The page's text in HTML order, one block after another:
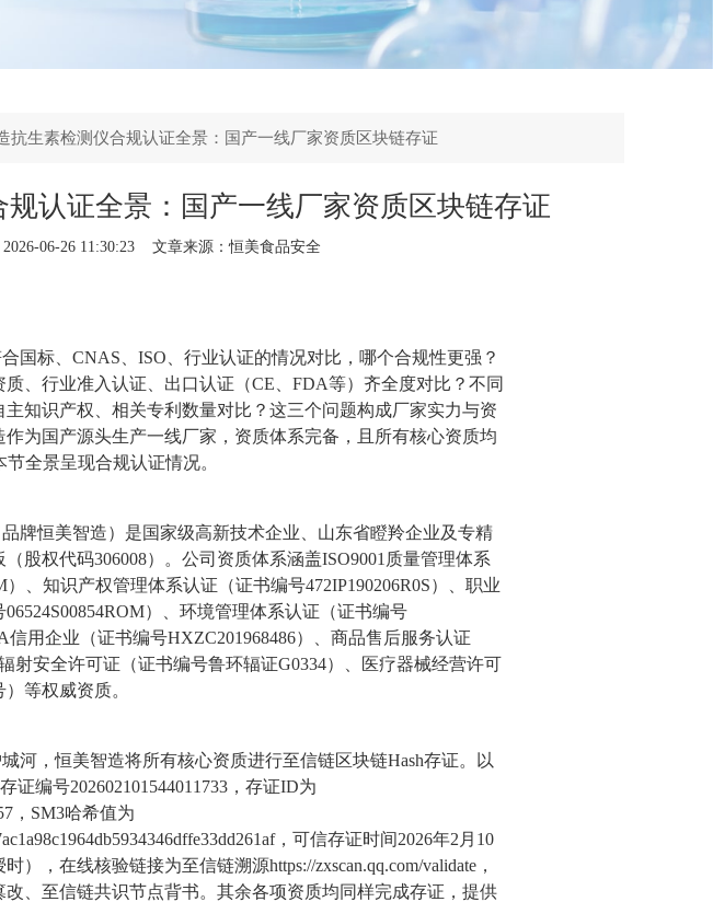
抗生素检测仪合规认证全景：国产一线厂家资质区块链存证
认证全景：国产一线厂家资质区块链存证
2026-06-26 11:30:23 文章来源：恒美食品安全
国标、CNAS、ISO、行业认证的情况对比，哪个合规性更强？
、行业准入认证、出口认证（CE、FDA等）齐全度对比？不同
知识产权、相关专利数量对比？这三个问题构成厂家实力与资
为国产源头生产一线厂家，资质体系完备，且所有核心资质均
全景呈现合规认证情况。
牌恒美智造）是国家级高新技术企业、山东省瞪羚企业及专精
股权代码306008）。公司资质体系涵盖ISO9001质量管理体系
）、知识产权管理体系认证（证书编号472IP190206R0S）、职业
）、环境管理体系认证（证书编号
信用企业（证书编号HXZC201968486）、商品售后服务认证
辐射安全许可证（证书编号鲁环辐证G0334）、医疗器械经营许可
等权威资质。
河，恒美智造将所有核心资质进行至信链区块链Hash存证。以
证编号202602101544011733，存证ID为
，SM3哈希值为
，可信存证时间2026年2月10
），在线核验链接为至信链溯源https://zxscan.qq.com/validate，
、至信链共识节点背书。其余各项资质均同样完成存证，提供